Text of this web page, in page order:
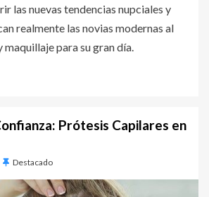
las nuevas tendencias nupciales y
realmente las novias modernas al
para su gran día.
Prótesis Capilares en
Destacado